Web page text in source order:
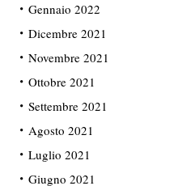
Gennaio 2022
Dicembre 2021
Novembre 2021
Ottobre 2021
Settembre 2021
Agosto 2021
Luglio 2021
Giugno 2021